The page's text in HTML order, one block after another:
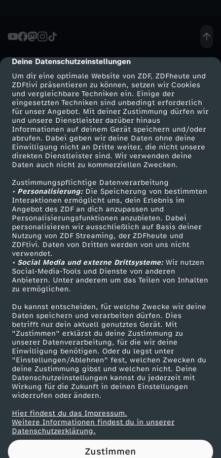
cmp-dialog-description
Deine Datenschutzeinstellungen
Um dir eine optimale Website von ZDF, ZDFheute und
ZDFtivi präsentieren zu können, setzen wir Cookies
und vergleichbare Techniken ein. Einige der
eingesetzten Techniken sind unbedingt erforderlich
für unser Angebot. Mit deiner Zustimmung dürfen wir
und unsere Dienstleister darüber hinaus
Informationen auf deinem Gerät speichern und/oder
abrufen. Dabei geben wir deine Daten ohne deine
Einwilligung nicht an Dritte weiter, die nicht unsere
direkten Dienstleister sind. Wir verwenden deine
Daten auch nicht zu kommerziellen Zwecken.
Zustimmungspflichtige Datenverarbeitung
• Personalisierung:Die Speicherung von bestimmten
Interaktionen ermöglicht uns, dein Erlebnis im
Angebot des ZDF an dich anzupassen und
Personalisierungsfunktionen anzubieten. Dabei
personalisieren wir ausschließlich auf Basis deiner
Nutzung von ZDF Streaming, der ZDFheute und
ZDFtivi. Daten von Dritten werden von uns nicht
verwendet.
• Social Media und externe Drittsysteme:Wir nutzen
Social-Media-Tools und Dienste von anderen
Anbietern. Unter anderem um das Teilen von Inhalten
zu ermöglichen.
Du kannst entscheiden, für welche Zwecke wir deine
Daten speichern und verarbeiten dürfen. Dies
betrifft nur dein aktuell genutztes Gerät. Mit
"Zustimmen" erklärst du deine Zustimmung zu
unserer Datenverarbeitung, für die wir deine
Einwilligung benötigen. Oder du legst unter
"Einstellungen/Ablehnen" fest, welchen Zwecken du
deine Zustimmung gibst und welchen nicht. Deine
Datenschutzeinstellungen kannst du jederzeit mit
Wirkung für die Zukunft in deinen Einstellungen
widerrufen oder ändern.
Hier findest du das Impressum.
Weitere Informationen findest du in unserer
Datenschutzerklärung.
Zustimmen
n
z
ö
s
i
s
c
h
e
r
S
e
n
a
t
s
p
r
Mehr ZDF
ZDF-Apps
Smart TV
ZDFtext
Livestreams
Sendungen A-Z
TV-Programm
Service
ZDFmitreden
Kontakt zum ZDF
Tickets
Zuschauerservice
Hilfe
ZDF Unternehmen
Karriere
ZDF goes Schule
Werbefernsehen
Mainzelmännchen
Partner